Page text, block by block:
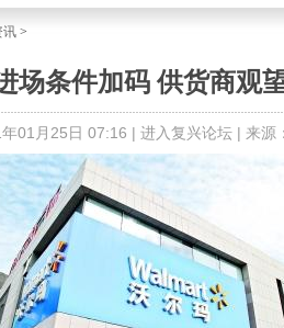
讯 >
场条件加码 供货商观
01月25日 07:16 | 进入复兴论坛 | 来源